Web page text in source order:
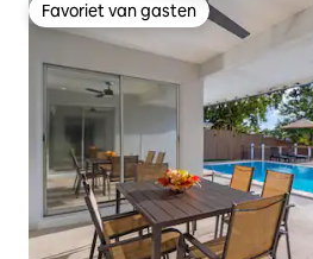
Favoriet van gasten
Favoriet van gasten